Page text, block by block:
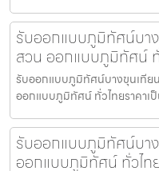
รับออกแบบภูมิทัศน์บา
สวน ออกแบบภูมิทัศน์
รับออกแบบภูมิทัศน์บางขุนเที
ออกแบบภูมิทัศน์ ทั่วไทยราคาเ
รับออกแบบภูมิทัศน์บา
ออกแบบภูมิทัศน์ ทั่วไท